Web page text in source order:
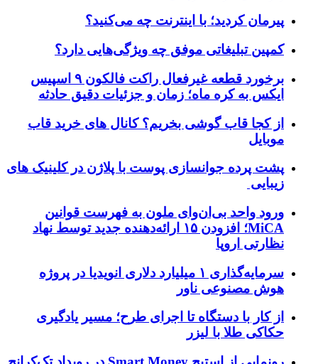
پیرمان کردید؛ با اینترنت چه می‌کنید؟
کمپین تبلیغاتی موفق چه ویژگی‌هایی دارد؟
برخورد قطعه غیرفعال راکت فالکون ۹ اسپیس
ایکس به کره ماه؛ زمان و جزئیات دقیق حادثه
از کجا قاب گوشی بخریم؟ کانال های خرید قاب
موبایل
پشت پرده جوانسازی پوست با پلاژن در کلینیک های
زیبایی
ورود واحد بی‌ان‌وای ملون به فهرست قوانین
MiCA؛ افزودن ۱۵ ارائه‌دهنده جدید توسط نهاد
نظارتی اروپا
سرمایه‌گذاری ۱ میلیارد دلاری انویدیا در پروژه
هوش مصنوعی ناور
از کار با دستگاه تا اجرای طرح؛ مسیر یادگیری
حکاکی طلا با لیزر